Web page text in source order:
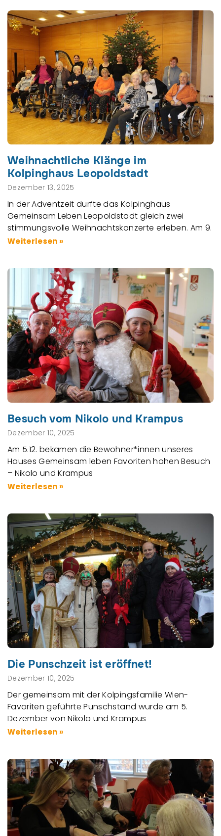
Weihnachtliche Klänge im
Kolpinghaus Leopoldstadt
Dezember 13, 2025
In der Adventzeit durfte das Kolpinghaus
Gemeinsam Leben Leopoldstadt gleich zwei
stimmungsvolle Weihnachtskonzerte erleben. Am 9.
Weiterlesen »
Besuch vom Nikolo und Krampus
Dezember 10, 2025
Am 5.12. bekamen die Bewohner*innen unseres
Hauses Gemeinsam leben Favoriten hohen Besuch
– Nikolo und Krampus
Weiterlesen »
Die Punschzeit ist eröffnet!
Dezember 10, 2025
Der gemeinsam mit der Kolpingsfamilie Wien-
Favoriten geführte Punschstand wurde am 5.
Dezember von Nikolo und Krampus
Weiterlesen »